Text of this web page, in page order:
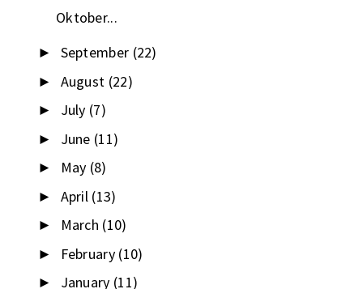
Oktober...
► September (22)
► August (22)
► July (7)
► June (11)
► May (8)
► April (13)
► March (10)
► February (10)
► January (11)